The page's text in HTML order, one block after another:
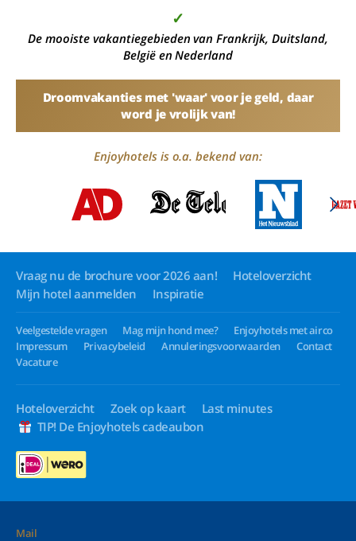
✓
De mooiste vakantiegebieden van Frankrijk, Duitsland,
België en Nederland
Droomvakanties met 'waar' voor je geld, daar
word je vrolijk van!
Enjoyhotels is o.a. bekend van:
Vraag nu de brochure voor 2026 aan!
Hoteloverzicht
Mijn hotel aanmelden
Inspiratie
Veelgestelde vragen Mag mijn hond mee?
Enjoyhotels met airco
Impressum
Privacybeleid Annuleringsvoorwaarden
Contact
Vacature
Hoteloverzicht Zoek op kaart
Last minutes
TIP! De Enjoyhotels cadeaubon
Mail